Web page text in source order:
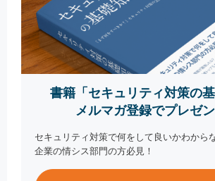
書籍「セキュリティ対策の基
メルマガ登録でプレゼン
セキュリティ対策で何をして良いかわから
企業の情シス部門の方必見！